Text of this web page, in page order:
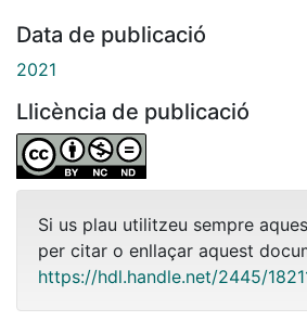
Data de publicació
2021
Llicència de publicació
Si us plau utilitzeu sempre
per citar o enllaçar aquest
https://hdl.handle.net/2445/